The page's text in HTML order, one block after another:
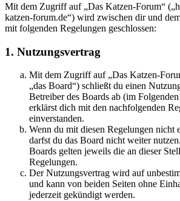
Mit dem Zugriff auf „Das Katzen-Forum“
katzen-forum.de“) wird zwischen dir und
mit folgenden Regelungen geschlossen:
1. Nutzungsvertrag
Mit dem Zugriff auf „Das Katzen-
„das Board“) schließt du einen
Betreiber des Boards ab (im
erklärst dich mit den nachfolgenden
einverstanden.
Wenn du mit diesen Regelungen nicht
darfst du das Board nicht weiter
Boards gelten jeweils die an dieser
Regelungen.
Der Nutzungsvertrag wird auf
und kann von beiden Seiten ohne
jederzeit gekündigt werden.